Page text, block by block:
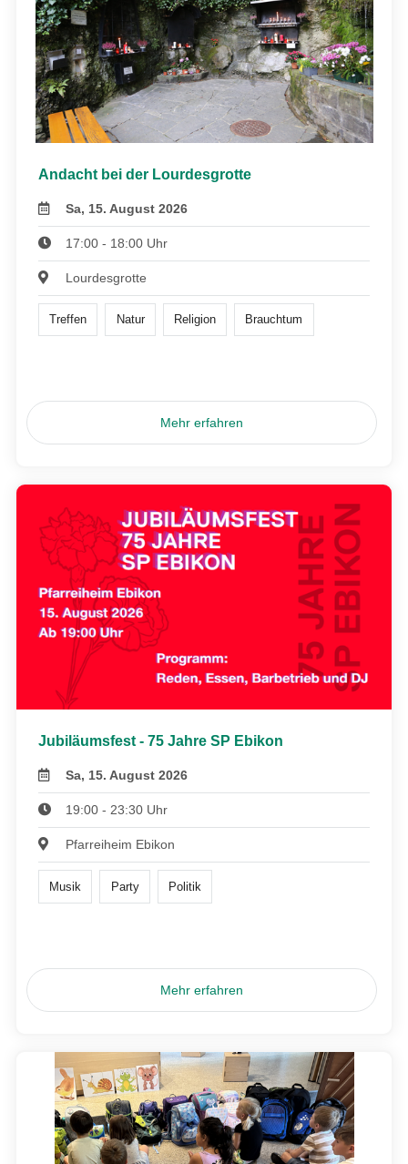
Andacht bei der Lourdesgrotte
Sa, 15. August 2026
17:00 - 18:00 Uhr
Lourdesgrotte
Treffen Natur Religion Brauchtum
Mehr erfahren
Jubiläumsfest - 75 Jahre SP Ebikon
Sa, 15. August 2026
19:00 - 23:30 Uhr
Pfarreiheim Ebikon
Musik Party Politik
Mehr erfahren